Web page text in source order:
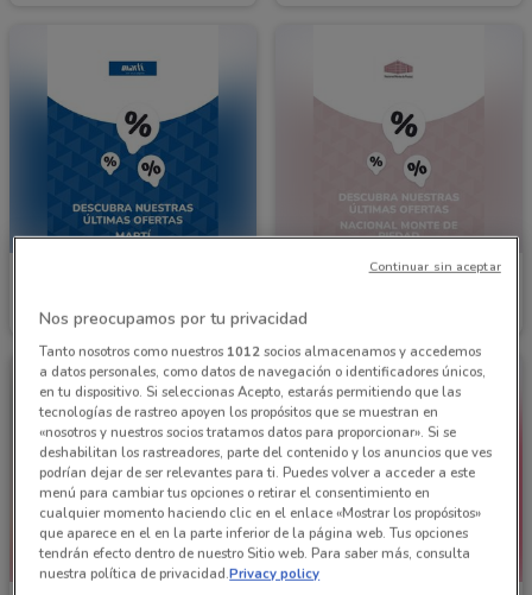
51 m
Nacional Monte de Piedad
Nos preocupamos por tu privacidad
Tanto nosotros como nuestros 1012socios almacenamos y accedemos
a datos personales, como datos de navegación o identificadores únicos,
en tu dispositivo. Si seleccionas Acepto, estarás permitiendo que las
tecnologías de rastreo apoyen los propósitos que se muestran en
«nosotros y nuestros socios tratamos datos para proporcionar». Si se
deshabilitan los rastreadores, parte del contenido y los anuncios que ves
podrían dejar de ser relevantes para ti. Puedes volver a acceder a este
menú para cambiar tus opciones o retirar el consentimiento en
cualquier momento haciendo clic en el enlace «Mostrar los propósitos»
que aparece en el en la parte inferior de la página web. Tus opciones
tendrán efecto dentro de nuestro Sitio web. Para saber más, consulta
nuestra política de privacidad.Privacy policy
Continuar sin aceptar